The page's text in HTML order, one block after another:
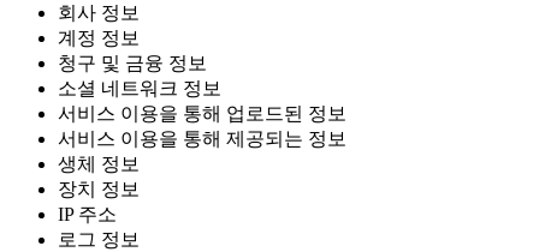
회사 정보
계정 정보
청구 및 금융 정보
소셜 네트워크 정보
서비스 이용을 통해 업로드된 정보
서비스 이용을 통해 제공되는 정보
생체 정보
장치 정보
IP 주소
로그 정보